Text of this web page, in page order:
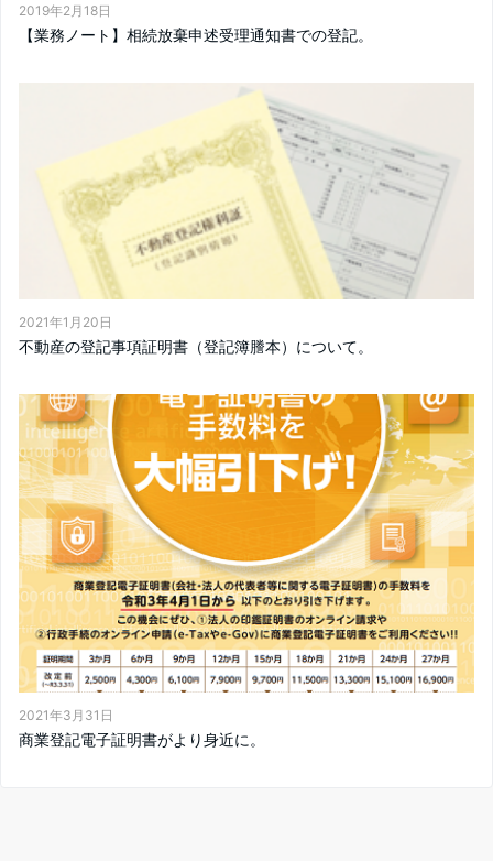
2019年2月18日
【業務ノート】相続放棄申述受理通知書での登記。
2021年1月20日
不動産の登記事項証明書（登記簿謄本）について。
2021年3月31日
商業登記電子証明書がより身近に。